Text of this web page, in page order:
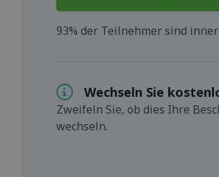
93% der Teilnehmer sind
Wechseln Sie
Zweifeln Sie, ob dies Ihre
wechseln.